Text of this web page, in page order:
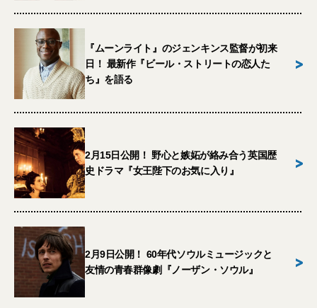
『ムーンライト』のジェンキンス監督が初来
日！ 最新作『ビール・ストリートの恋人た
ち』を語る
>
2月15日公開！ 野心と嫉妬が絡み合う英国歴
史ドラマ『女王陛下のお気に入り』
>
2月9日公開！ 60年代ソウルミュージックと
友情の青春群像劇『ノーザン・ソウル』
>